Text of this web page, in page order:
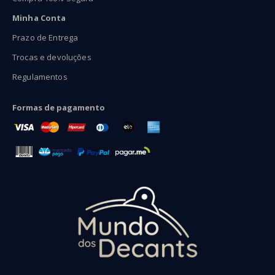
Minha Conta
Prazo de Entrega
Trocas e devoluções
Regulamentos
Formas de pagamento